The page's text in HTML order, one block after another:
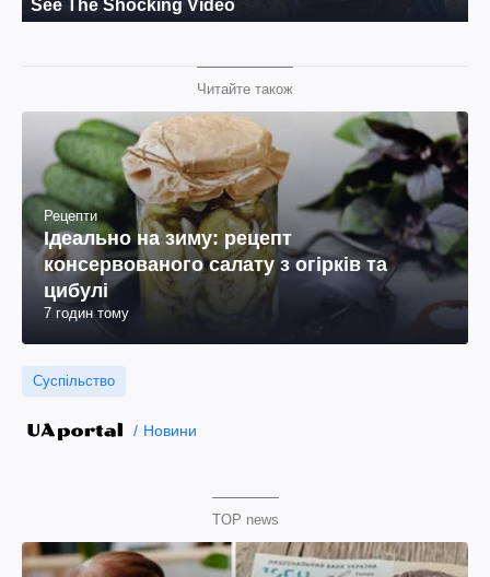
Читайте також
Рецепти
Ідеально на зиму: рецепт
консервованого салату з огірків та
цибулі
7 годин тому
Суспільство
Новини
TOP news